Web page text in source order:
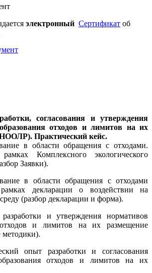
электронный Сертификат об
согласования и утверждения
отходов и лимитов на их
Практический кейс.
в области обращения с отходами.
Комплексного экологического
Заявки).
в области обращения с отходами
декларации о воздействии на
(разбор декларации и форма).
и утверждения нормативов
отходов и лимитов на их размещение
методики).
опыт разработки и согласования
отходов и лимитов на их